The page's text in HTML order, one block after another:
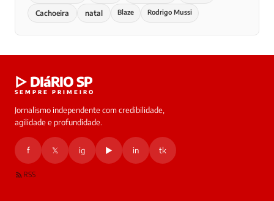
Cachoeira natal Blaze Rodrigo Mussi
▷ DIáRIO SP
SEMPRE PRIMEIRO
Jornalismo independente com credibilidade,
agilidade e profundidade.
f 𝕏 ig ▶ in tk
RSS